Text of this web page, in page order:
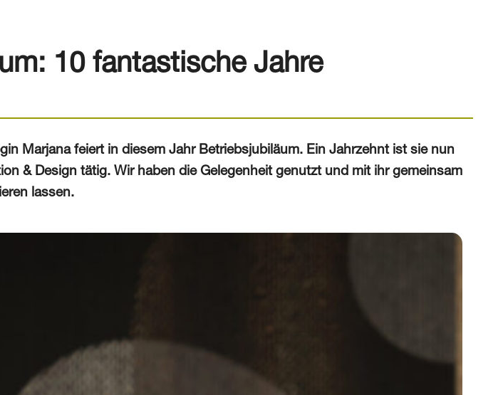
10 fantastische Jahre
Marjana feiert in diesem Jahr Betriebsjubiläum. Ein Jahrzehnt ist sie nun
& Design tätig. Wir haben die Gelegenheit genutzt und mit ihr gemeinsam
lassen.